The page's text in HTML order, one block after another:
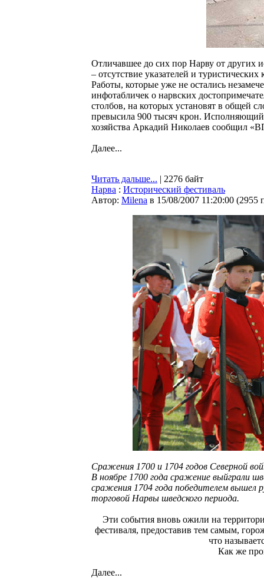
Отличавшее до сих пор Нарву от других
– отсутствие указателей и
Работы, которые уже не остались
инфотабличек о нарвских
столбов, на которых установят в общей
превысила 900 тысяч крон. Исполняющий
хозяйства Аркадий Николаев сообщил
Далее...
Читать дальше... | 2276 байт
Нарва : Исторический фестиваль
Автор: Milena в 15/08/2007 11:20:00 (2955
Сражения 1700 и 1704 годов Северной
В ноябре 1700 года сражение выйграли
сражения 1704 года победителем вышел
торговой Нарвы шведского периода.
Эти события вновь ожили на
фестиваля, предоставив тем самым,
что
Как же
Далее...